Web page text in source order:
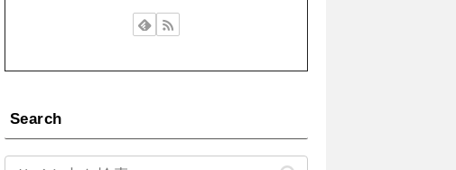
Search